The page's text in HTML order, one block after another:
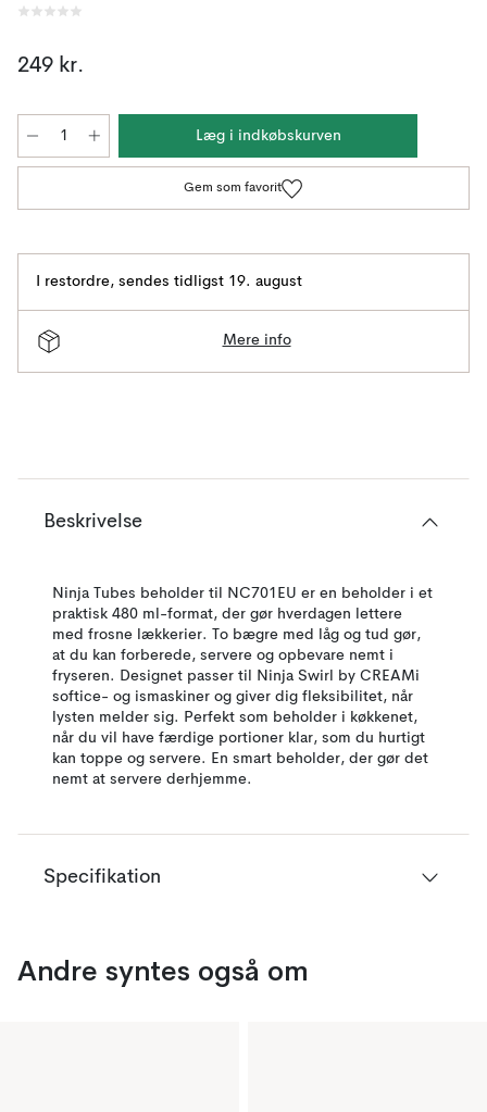
249 kr.
Læg i indkøbskurven
Gem som favorit
I restordre, sendes tidligst 19. august
Mere info
Beskrivelse
Ninja Tubes beholder til NC701EU er en beholder i et
praktisk 480 ml-format, der gør hverdagen lettere
med frosne lækkerier. To bægre med låg og tud gør,
at du kan forberede, servere og opbevare nemt i
fryseren. Designet passer til Ninja Swirl by CREAMi
softice- og ismaskiner og giver dig fleksibilitet, når
lysten melder sig. Perfekt som beholder i køkkenet,
når du vil have færdige portioner klar, som du hurtigt
kan toppe og servere. En smart beholder, der gør det
nemt at servere derhjemme.
Specifikation
Andre syntes også om